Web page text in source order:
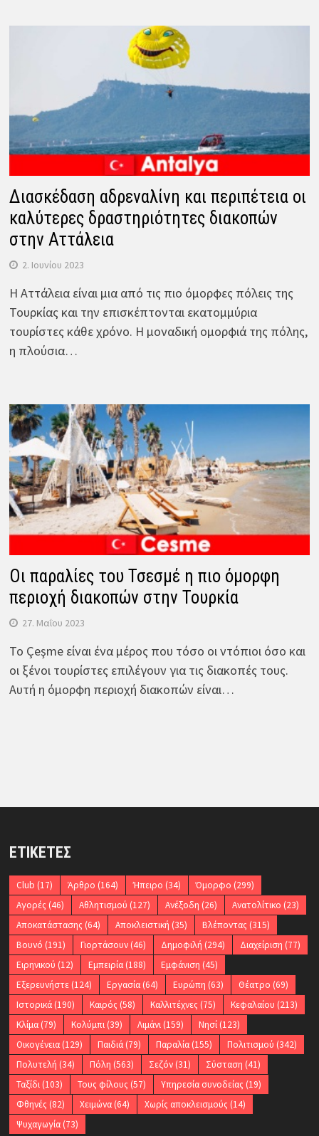
Διασκέδαση αδρεναλίνη και περιπέτεια οι
καλύτερες δραστηριότητες διακοπών
στην Αττάλεια
2. Ιουνίου 2023
Η Αττάλεια είναι μια από τις πιο όμορφες πόλεις της
Τουρκίας και την επισκέπτονται εκατομμύρια
τουρίστες κάθε χρόνο. Η μοναδική ομορφιά της πόλης,
η πλούσια…
Οι παραλίες του Τσεσμέ η πιο όμορφη
περιοχή διακοπών στην Τουρκία
27. Μαΐου 2023
Το Çeşme είναι ένα μέρος που τόσο οι ντόπιοι όσο και
οι ξένοι τουρίστες επιλέγουν για τις διακοπές τους.
Αυτή η όμορφη περιοχή διακοπών είναι…
ΕΤΙΚΈΤΕΣ
Club (17) Άρθρο (164) Ήπειρο (34) Όμορφο (299)
Αγορές (46) Αθλητισμού (127) Ανέξοδη (26) Ανατολίτικο (23)
Αποκατάστασης (64) Αποκλειστική (35) Βλέποντας (315)
Βουνό (191) Γιορτάσουν(46) Δημοφιλή (294) Διαχείριση (77)
Ειρηνικού (12) Εμπειρία(188) Εμφάνιση (45)
Εξερευνήστε(124) Εργασία(64) Ευρώπη (63) Θέατρο (69)
Ιστορικά(190) Καιρός (58) Καλλιτέχνες (75) Κεφαλαίου (213)
Κλίμα(79) Κολύμπι(39) Λιμάνι(159) Νησί(123)
Οικογένεια(129) Παιδιά(79) Παραλία(155) Πολιτισμού (342)
Πολυτελή (34) Πόλη (563) Σεζόν(31) Σύσταση (41)
Ταξίδι(103) Τους φίλους (57) Υπηρεσία συνοδείας (19)
Φθηνές (82) Χειμώνα(64) Χωρίς αποκλεισμούς (14)
Ψυχαγωγία(73)